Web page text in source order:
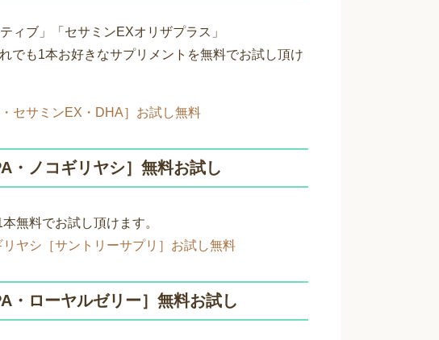
ィブ」「セサミンEXオリザプラス」
でも1本お好きなサプリメントを無料でお試し頂け
セサミンEX・DHA］お試し無料
・ノコギリヤシ］無料お試し
無料でお試し頂けます。
ヤシ［サントリーサプリ］お試し無料
・ローヤルゼリー］無料お試し